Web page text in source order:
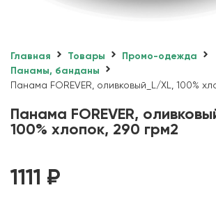
Главная Товары
Промо-одежда
Панамы, банданы
Панама FOREVER, оливковый_L/XL, 100%
Панама FOREVER,
100% хлопок, 290 грм2
1111 ₽